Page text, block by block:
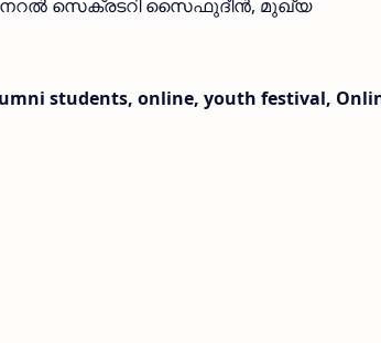
സെക്രടറി സൈഫുദീന്‍, മുഖ്യ
students, online, youth festival,